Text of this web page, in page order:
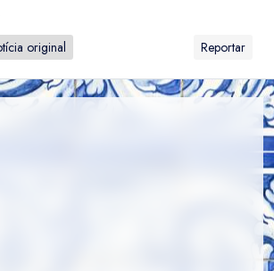
original Reportar